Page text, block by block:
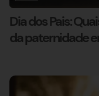
Dia dos Pais:
da paternidade